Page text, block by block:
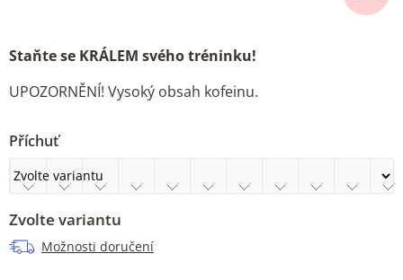
Staňte se KRÁLEM svého tréninku!
UPOZORNĚNÍ! Vysoký obsah kofeinu.
Příchuť
Zvolte variantu
Možnosti doručení